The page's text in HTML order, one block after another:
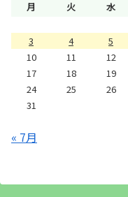
月 火 水
3
4 5
10
11 12
17
18 19
24
25 26
31
« 7月